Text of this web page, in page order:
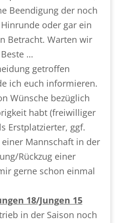
Beendigung der noch
oder gar ein
Betracht. Warten wir
…
getroffen
ich euch informieren.
Wünsche bezüglich
habt (freiwilliger
Erstplatzierter, ggf.
Mannschaft in der
Rückzug einer
gerne schon einmal
18/Jungen 15
in der Saison noch